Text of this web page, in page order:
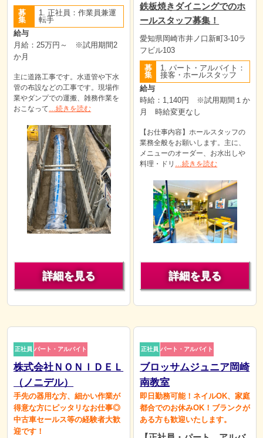
募
集
1. 正社員：作業員兼運
転手
給与
月給：25万円～ ※試用期間2
か月
主に道路工事です。水道管や下水
管の布設などの工事です。現場作
業やダンプでの運搬、雑務作業を
おこなって …続きを読む
詳細を見る
鉄板焼きダイニングでのホ
ールスタッフ募集！
愛知県岡崎市井ノ口新町3-10ラ
フビル103
募
集
1. パート・アルバイト：
接客・ホールスタッフ
給与
時給：1,140円 ※試用期間１か
月 時給変更なし
【お仕事内容】ホールスタッフの
業務全般をお願いします。主に、
メニューのオーダー、お水出しや
料理・ドリ
…続きを読む
詳細を見る
正社員 パート・アルバイト
株式会社ＮＯＮＩＤＥＬ
（ノニデル）
手先の器用な方、細かい作業が
得意な方にピッタリなお仕事◎
中古車セールス等の経験者大歓
迎です！
正社員 パート・アルバイト
ブロッサムジュニア岡崎
南教室
即日勤務可能！ネイルOK、家庭
都合でのお休みOK！ブランクが
ある方も歓迎いたします。